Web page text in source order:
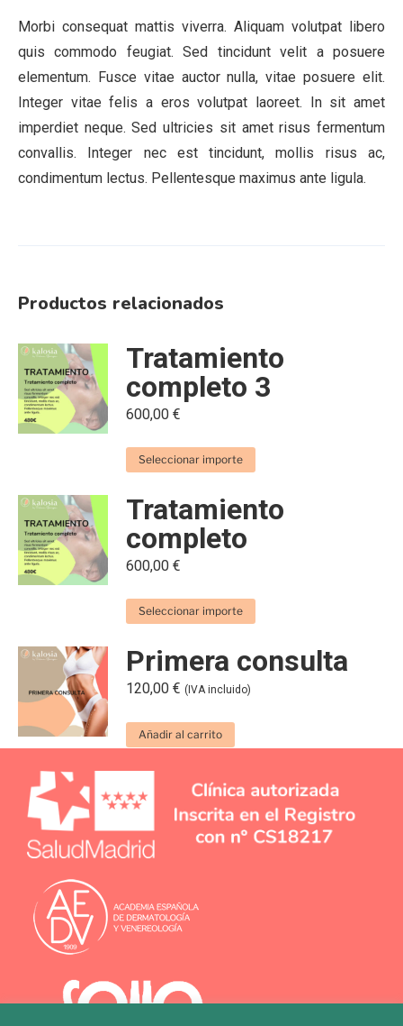
Morbi consequat mattis viverra. Aliquam volutpat libero
quis commodo feugiat. Sed tincidunt velit a posuere
elementum. Fusce vitae auctor nulla, vitae posuere elit.
Integer vitae felis a eros volutpat laoreet. In sit amet
imperdiet neque. Sed ultricies sit amet risus fermentum
convallis. Integer nec est tincidunt, mollis risus ac,
condimentum lectus. Pellentesque maximus ante ligula.
Productos relacionados
Tratamiento
completo 3
600,00 €
Seleccionar importe
Tratamiento
completo
600,00 €
Seleccionar importe
Primera consulta
120,00 € (IVA incluido)
Añadir al carrito